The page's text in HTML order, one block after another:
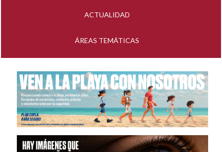
ACTUALIDAD
ÁREAS TEMÁTICAS